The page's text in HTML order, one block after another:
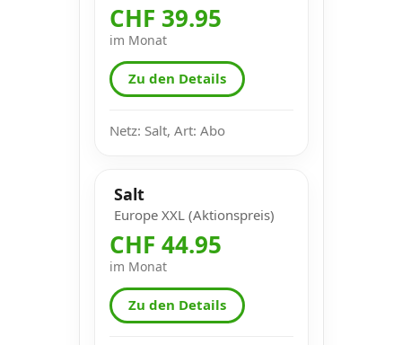
CHF 39.95
im Monat
Zu den Details
Netz: Salt, Art: Abo
Salt
Europe XXL (Aktionspreis)
CHF 44.95
im Monat
Zu den Details